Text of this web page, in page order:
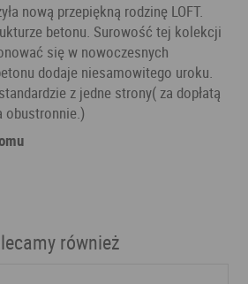
nową przepiękną rodzinę LOFT.
betonu. Surowość tej kolekcji
się w nowoczesnych
dodaje niesamowitego uroku.
z jedne strony( za dopłatą
obustronnie.)
również